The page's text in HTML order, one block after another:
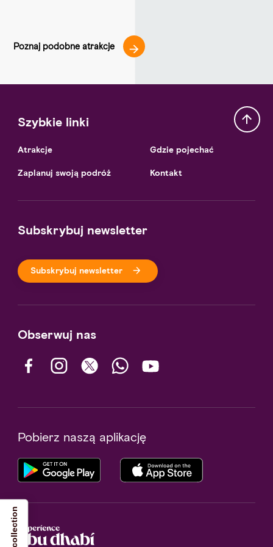
Poznaj podobne atrakcje
Szybkie linki
Atrakcje
Zaplanuj swoją podróż
Gdzie pojechać
Kontakt
Subskrybuj newsletter
Subskrybuj newsletter
Obserwuj nas
Pobierz naszą aplikację